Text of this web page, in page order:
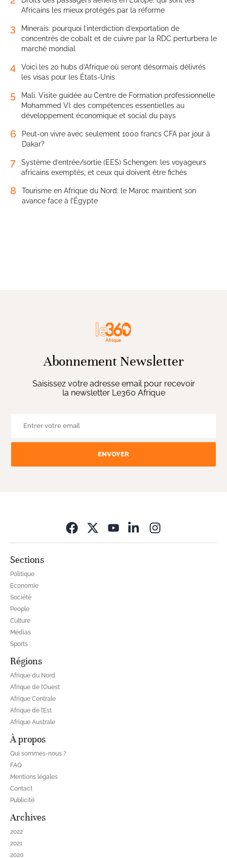
Africains les mieux protégés par la réforme
3
Minerais: pourquoi l’interdiction d’exportation de
concentrés de cobalt et de cuivre par la RDC perturbera le
marché mondial
4
Voici les 20 hubs d’Afrique où seront désormais délivrés
les visas pour les États-Unis
5
Mali. Visite guidée au Centre de Formation professionnelle
Mohammed VI: des compétences essentielles au
développement économique et social du pays
6
Peut-on vivre avec seulement 1000 francs CFA par jour à
Dakar?
7
Système d’entrée/sortie (EES) Schengen: les voyageurs
africains exemptés, et ceux qui doivent être fichés
8
Tourisme en Afrique du Nord: le Maroc maintient son
avance face à l’Égypte
Abonnement Newsletter
Saisissez votre adresse email pour recevoir
la newsletter Le360 Afrique
ENVOYER
Sections
Politique
Economie
Société
People
Culture
Médias
Sports
Régions
Afrique du Nord
Afrique de l’Ouest
Afrique Centrale
Afrique de l’Est
Afrique Australe
À propos
Qui sommes-nous ?
FAQ
Mentions légales
Contact
Publicité
Archives
2022
2021
2020